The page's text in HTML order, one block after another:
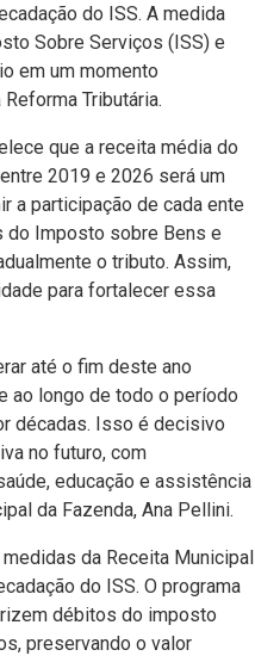
do ISS. A medida
Sobre Serviços (ISS) e
em um momento
Tributária.
que a receita média do
2019 e 2026 será um
a participação de cada ente
do Imposto sobre Bens e
o tributo. Assim,
para fortalecer essa
até o fim deste ano
ao longo de todo o período
décadas. Isso é decisivo
no futuro, com
educação e assistência
da Fazenda, Ana Pellini.
da Receita Municipal
do ISS. O programa
débitos do imposto
preservando o valor